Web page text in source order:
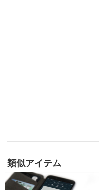
類似アイテム